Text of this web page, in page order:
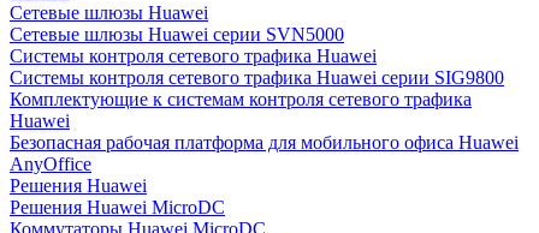
Сетевые шлюзы Huawei
Сетевые шлюзы Huawei серии SVN5000
Системы контроля сетевого трафика Huawei
Системы контроля сетевого трафика Huawei серии SIG9800
Комплектующие к системам контроля сетевого трафика
Huawei
Безопасная рабочая платформа для мобильного офиса Huawei
AnyOffice
Решения Huawei
Решения Huawei MicroDC
Коммутаторы Huawei MicroDC